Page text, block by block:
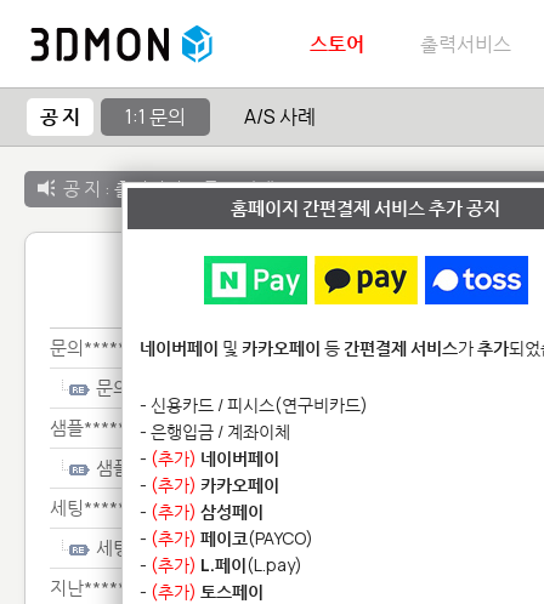
스토어 출력서비스
공 지 1:1 문의 A/S 사례
공 지 : 출력서비스 종료 안내
1:1 문
문의******
문의******
샘플*********
샘플*********
세팅***********
세팅***********
지난******************************************
홈페이지 간편결제 서비스 추가 공지
네이버페이 및 카카오페이 등간편결제 서비스가추가되
- 신용카드 / 피시스(연구비카드)
- 은행입금 / 계좌이체
- (추가) 네이버페이
- (추가) 카카오페이
- (추가) 삼성페이
- (추가) 페이코(PAYCO)
- (추가) L.페이(L.pay)
- (추가) 토스페이